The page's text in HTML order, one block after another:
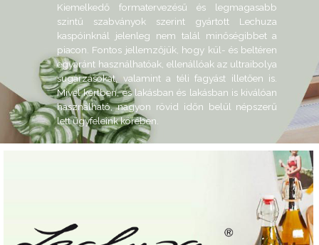
Kiemelkedő formatervezésű és legmagasabb
szintű szabványok szerint gyártott Lechuza
kaspóinknál jelenleg nem talál minőségibbet a
piacon. Fontos jellemzőjük, hogy kül- és beltéren
egyaránt használhatóak, ellenállóak az ultraibolya
sugárzásokat, valamint a téli fagyást illetően is.
Mivel kertben, és lakásban és lakásban is kiválóan
használható, nagyon rövid időn belül népszerű
lett ügyfeleink körében.